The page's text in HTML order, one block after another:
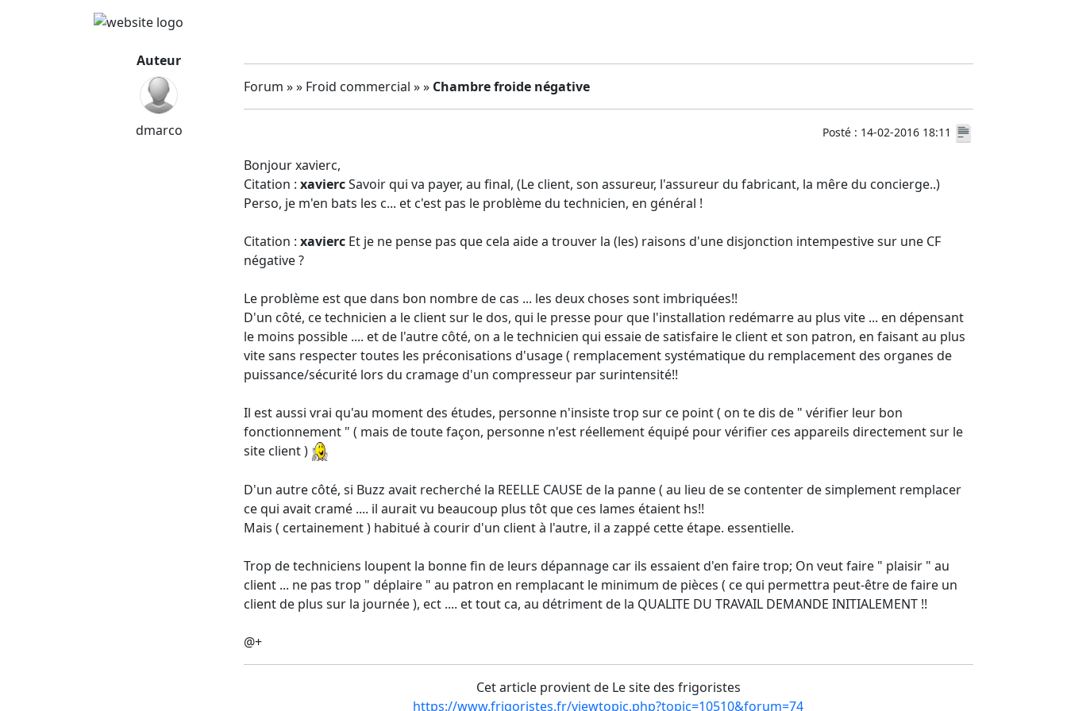
Auteur
dmarco
Forum » » Froid commercial » » Chambre froide négative
Posté : 14-02-2016 18:11
Bonjour xavierc,
Citation : xaviercSavoir qui va payer, au final, (Le client, son assureur, l'assureur du fabricant, la mêre du concierge..)
Perso, je m'en bats les c... et c'est pas le problème du technicien, en général !
Citation : xaviercEt je ne pense pas que cela aide a trouver la (les) raisons d'une disjonction intempestive sur une CF
négative ?
Le problème est que dans bon nombre de cas ... les deux choses sont imbriquées!!
D'un côté, ce technicien a le client sur le dos, qui le presse pour que l'installation redémarre au plus vite ... en dépensant
le moins possible .... et de l'autre côté, on a le technicien qui essaie de satisfaire le client et son patron, en faisant au plus
vite sans respecter toutes les préconisations d'usage ( remplacement systématique du remplacement des organes de
puissance/sécurité lors du cramage d'un compresseur par surintensité!!
Il est aussi vrai qu'au moment des études, personne n'insiste trop sur ce point ( on te dis de " vérifier leur bon
fonctionnement " ( mais de toute façon, personne n'est réellement équipé pour vérifier ces appareils directement sur le
site client )
D'un autre côté, si Buzz avait recherché la REELLE CAUSE de la panne ( au lieu de se contenter de simplement remplacer
ce qui avait cramé .... il aurait vu beaucoup plus tôt que ces lames étaient hs!!
Mais ( certainement ) habitué à courir d'un client à l'autre, il a zappé cette étape. essentielle.
Trop de techniciens loupent la bonne fin de leurs dépannage car ils essaient d'en faire trop; On veut faire " plaisir " au
client ... ne pas trop " déplaire " au patron en remplacant le minimum de pièces ( ce qui permettra peut-être de faire un
client de plus sur la journée ), ect .... et tout ca, au détriment de la QUALITE DU TRAVAIL DEMANDE INITIALEMENT !!
@+
Cet article provient de Le site des frigoristes
https://www.frigoristes.fr/viewtopic.php?topic=10510&forum=74